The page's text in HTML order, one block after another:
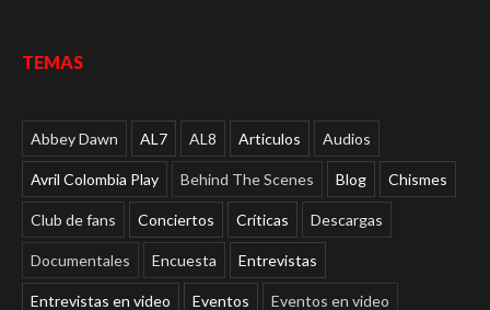
TEMAS
Abbey Dawn AL7 AL8 Articulos Audios
Avril Colombia Play Behind The Scenes Blog Chismes
Club de fans Conciertos Críticas Descargas
Documentales Encuesta Entrevistas
Entrevistas en video Eventos Eventos en video